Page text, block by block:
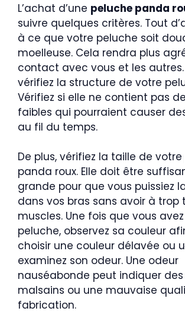
L’achat d’une peluche panda
suivre quelques critères. Tout
à ce que votre peluche soit
moelleuse. Cela rendra plus
contact avec vous et les autres.
vérifiez la structure de votre
Vérifiez si elle ne contient pas
faibles qui pourraient causer
au fil du temps.
De plus, vérifiez la taille de
panda roux. Elle doit être
grande pour que vous puissiez
dans vos bras sans avoir à trop
muscles. Une fois que vous
peluche, observez sa couleur
choisir une couleur délavée ou
examinez son odeur. Une odeur
nauséabonde peut indiquer
malsains ou une mauvaise
fabrication.